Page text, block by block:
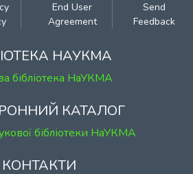
End User
Agreement
Send
Feedback
НАУКМА
бібліотека НаУКМА
КАТАЛОГ
бібліотеки НаУКМА
КОНТАКТИ